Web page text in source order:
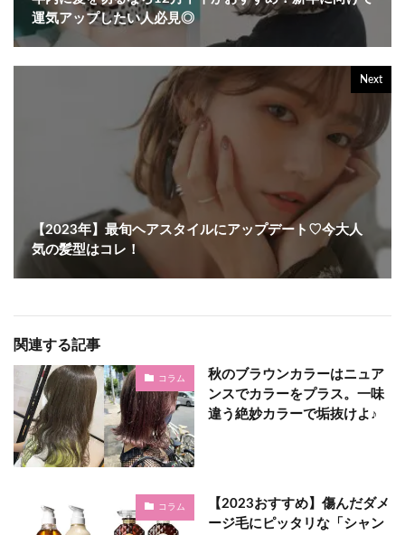
運気アップしたい人必見◎
Next
【2023年】最旬ヘアスタイルにアップデート♡今大人
気の髪型はコレ！
関連する記事
コラム
秋のブラウンカラーはニュア
ンスでカラーをプラス。一味
違う絶妙カラーで垢抜けよ♪
コラム
【2023おすすめ】傷んだダメ
ージ毛にピッタリな「シャン